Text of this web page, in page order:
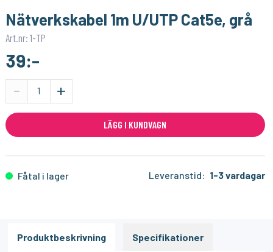
Nätverkskabel 1m U/UTP Cat5e, grå
Art.nr: 1-TP
39:-
-
+
LÄGG I KUNDVAGN
Fåtal i lager Leveranstid: 1-3 vardagar
Produktbeskrivning Specifikationer